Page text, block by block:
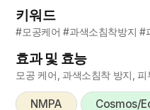
키워드
#모공케어 #과색소침착방지 #
효과 및 효능
모공 케어, 과색소침착 방지, 피
NMPA Cosmos/